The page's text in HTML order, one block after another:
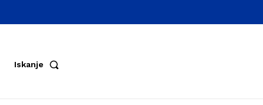
Iskanje